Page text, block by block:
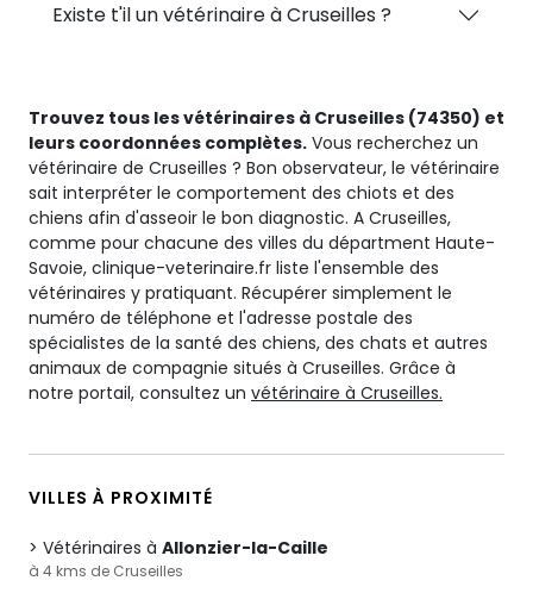
Existe t'il un vétérinaire à Cruseilles ?
Trouvez tous les vétérinaires à Cruseilles (74350) et
leurs coordonnées complètes. Vous recherchez un
vétérinaire de Cruseilles ? Bon observateur, le vétérinaire
sait interpréter le comportement des chiots et des
chiens afin d'asseoir le bon diagnostic. A Cruseilles,
comme pour chacune des villes du départment Haute-
Savoie, clinique-veterinaire.fr liste l'ensemble des
vétérinaires y pratiquant. Récupérer simplement le
numéro de téléphone et l'adresse postale des
spécialistes de la santé des chiens, des chats et autres
animaux de compagnie situés à Cruseilles. Grâce à
notre portail, consultez un vétérinaire à Cruseilles.
VILLES À PROXIMITÉ
Vétérinaires à Allonzier-la-Caille
à 4 kms de Cruseilles